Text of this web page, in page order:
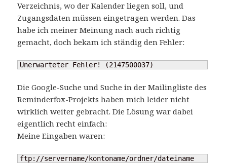
Verzeichnis, wo der Kalender liegen soll, und
Zugangsdaten müssen eingetragen werden. Das
habe ich meiner Meinung nach auch richtig
gemacht, doch bekam ich ständig den Fehler:
Unerwarteter Fehler! (2147500037)
Die Google-Suche und Suche in der Mailingliste des
Reminderfox-Projekts haben mich leider nicht
wirklich weiter gebracht. Die Lösung war dabei
eigentlich recht einfach:
Meine Eingaben waren:
ftp://servername/kontoname/ordner/dateiname